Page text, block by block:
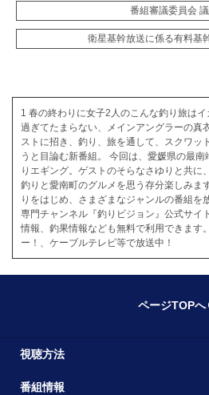
番組審議委員会
衛星基幹放送に係る有料基
1 春の終わりに女子2人のこんな釣り旅は
過ぎてたまらない、メインアングラーの真
ストに招き、釣り、旅を通して、スクワッ
うと目論む新番組。 今回は、愛媛県の最
りエギング。ゲストのそらなさゆりと共に
釣りと愛南町のグルメを思う存分楽しみま
りをはじめ、さまざまなジャンルの番組を
専門チャンネル『釣りビジョン』公式サイ
情報、釣果情報なども無料で利用できます
ー！、ケーブルテレビ等で放送中！
ページTOPへ
視聴方法
番組情報